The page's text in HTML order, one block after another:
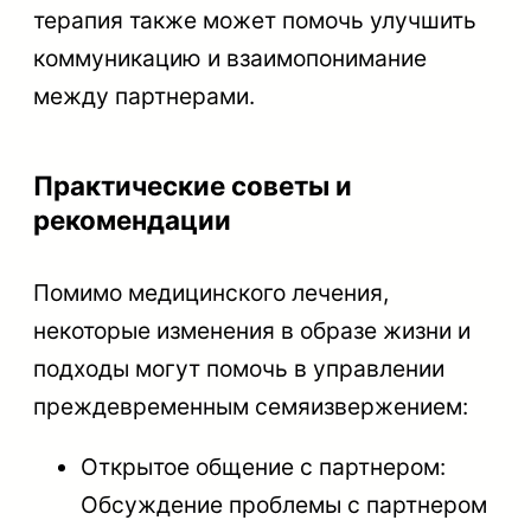
терапия также может помочь улучшить
коммуникацию и взаимопонимание
между партнерами.
Практические советы и
рекомендации
Помимо медицинского лечения,
некоторые изменения в образе жизни и
подходы могут помочь в управлении
преждевременным семяизвержением:
Открытое общение с партнером:
Обсуждение проблемы с партнером